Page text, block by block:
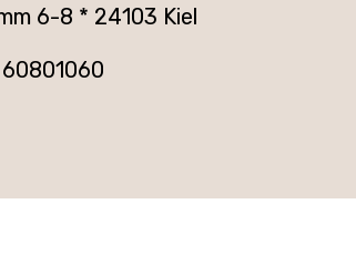
6-8 * 24103 Kiel